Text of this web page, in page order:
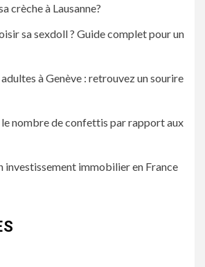
crèche à Lausanne?
sa sexdoll ? Guide complet pour un
à Genève : retrouvez un sourire
nombre de confettis par rapport aux
investissement immobilier en France